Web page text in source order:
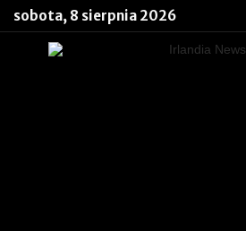
sobota, 8 sierpnia 2026